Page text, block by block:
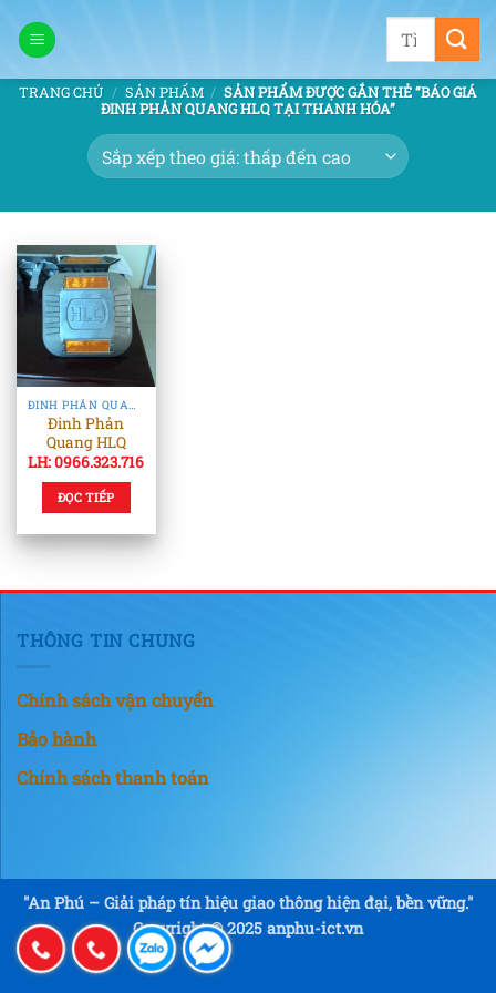
qua
dung
Tìm
TRANG CHỦ / SẢN PHẨM / SẢN PHẨM ĐƯỢC GẮN THẺ “BÁO GIÁ
ĐINH PHẢN QUANG HLQ TẠI THANH HÓA”
ĐINH PHẢN QUANG & TIÊU PHẢN QUANG
Đinh Phản
Quang HLQ
LH: 0966.323.716
ĐỌC TIẾP
THÔNG TIN CHUNG
Chính sách vận chuyển
Bảo hành
Chính sách thanh toán
"An Phú – Giải pháp tín hiệu giao thông hiện đại, bền vững."
Copyright © 2025 anphu-ict.vn